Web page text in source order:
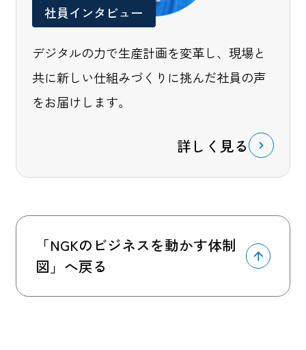
社員インタビュー
デジタルの力で生産計画を変革し、現場と
共に新しい仕組みづくりに挑んだ社員の声
をお届けします。
詳しく見る
「NGKのビジネスを動かす体制
図」へ戻る